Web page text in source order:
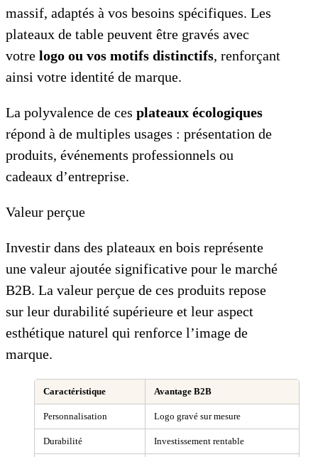
massif, adaptés à vos besoins spécifiques. Les
plateaux de table peuvent être gravés avec
votre logo ou vos motifs distinctifs, renforçant
ainsi votre identité de marque.
La polyvalence de ces plateaux écologiques
répond à de multiples usages : présentation de
produits, événements professionnels ou
cadeaux d’entreprise.
Valeur perçue
Investir dans des plateaux en bois représente
une valeur ajoutée significative pour le marché
B2B. La valeur perçue de ces produits repose
sur leur durabilité supérieure et leur aspect
esthétique naturel qui renforce l’image de
marque.
Caractéristique Avantage B2B
Personnalisation Logo gravé sur mesure
Durabilité Investissement rentable